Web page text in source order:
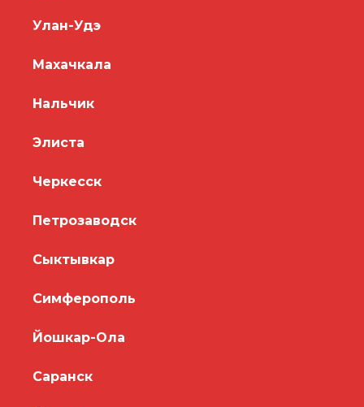
Улан-Удэ
Махачкала
Нальчик
Элиста
Черкесск
Петрозаводск
Сыктывкар
Симферополь
Йошкар-Ола
Саранск